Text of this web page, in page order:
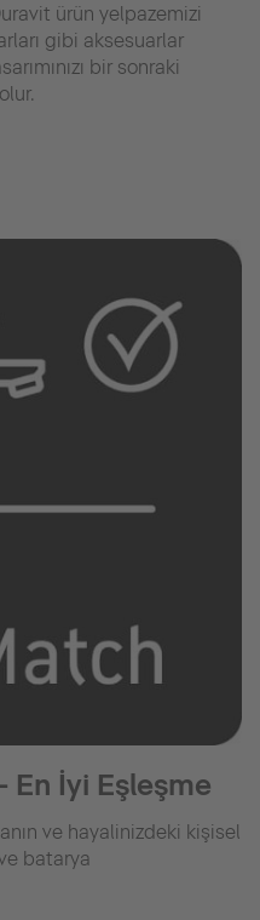
ürün yelpazemizi
gibi aksesuarlar
bir sonraki
En İyi Eşleşme
ve hayalinizdeki kişisel
batarya